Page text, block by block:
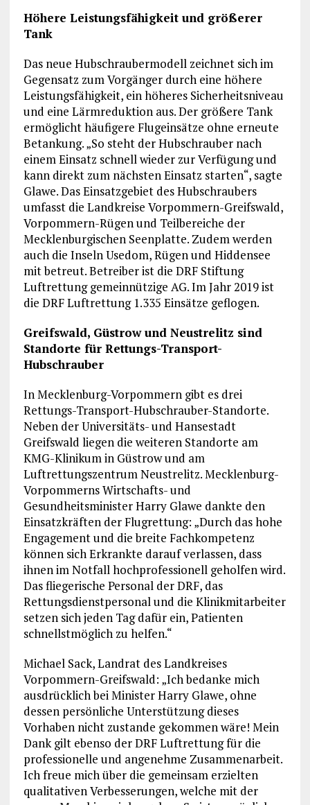
Höhere Leistungsfähigkeit und größerer
Tank
Das neue Hubschraubermodell zeichnet sich im
Gegensatz zum Vorgänger durch eine höhere
Leistungsfähigkeit, ein höheres Sicherheitsniveau
und eine Lärmreduktion aus. Der größere Tank
ermöglicht häufigere Flugeinsätze ohne erneute
Betankung. „So steht der Hubschrauber nach
einem Einsatz schnell wieder zur Verfügung und
kann direkt zum nächsten Einsatz starten“, sagte
Glawe. Das Einsatzgebiet des Hubschraubers
umfasst die Landkreise Vorpommern-Greifswald,
Vorpommern-Rügen und Teilbereiche der
Mecklenburgischen Seenplatte. Zudem werden
auch die Inseln Usedom, Rügen und Hiddensee
mit betreut. Betreiber ist die DRF Stiftung
Luftrettung gemeinnützige AG. Im Jahr 2019 ist
die DRF Luftrettung 1.335 Einsätze geflogen.
Greifswald, Güstrow und Neustrelitz sind
Standorte für Rettungs-Transport-
Hubschrauber
In Mecklenburg-Vorpommern gibt es drei
Rettungs-Transport-Hubschrauber-Standorte.
Neben der Universitäts- und Hansestadt
Greifswald liegen die weiteren Standorte am
KMG-Klinikum in Güstrow und am
Luftrettungszentrum Neustrelitz. Mecklenburg-
Vorpommerns Wirtschafts- und
Gesundheitsminister Harry Glawe dankte den
Einsatzkräften der Flugrettung: „Durch das hohe
Engagement und die breite Fachkompetenz
können sich Erkrankte darauf verlassen, dass
ihnen im Notfall hochprofessionell geholfen wird.
Das fliegerische Personal der DRF, das
Rettungsdienstpersonal und die Klinikmitarbeiter
setzen sich jeden Tag dafür ein, Patienten
schnellstmöglich zu helfen.“
Michael Sack, Landrat des Landkreises
Vorpommern-Greifswald: „Ich bedanke mich
ausdrücklich bei Minister Harry Glawe, ohne
dessen persönliche Unterstützung dieses
Vorhaben nicht zustande gekommen wäre! Mein
Dank gilt ebenso der DRF Luftrettung für die
professionelle und angenehme Zusammenarbeit.
Ich freue mich über die gemeinsam erzielten
qualitativen Verbesserungen, welche mit der